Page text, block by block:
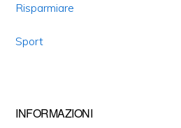
Risparmiare
Sport
INFORMAZIONI